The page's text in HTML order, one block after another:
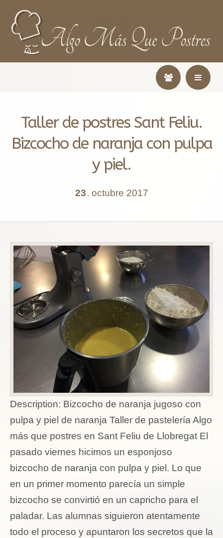
Taller de postres Sant Feliu.
Bizcocho de naranja con pulpa
y piel.
23 . octubre 2017
Description: Bizcocho de naranja jugoso con
pulpa y piel de naranja Taller de pastelería Algo
más que postres en Sant Feliu de Llobregat El
pasado viernes hicimos un esponjoso
bizcocho de naranja con pulpa y piel. Lo que
en un primer momento parecía un simple
bizcocho se convirtió en un capricho para el
paladar. Las alumnas siguieron atentamente
todo el proceso y apuntaron los secretos que la